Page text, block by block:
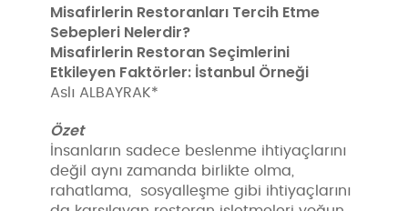
Misafirlerin Restoranları Tercih Etme
Sebepleri Nelerdir?
Misafirlerin Restoran Seçimlerini
Etkileyen Faktörler: İstanbul Örneği
Aslı ALBAYRAK*
Özet
İnsanların sadece beslenme ihtiyaçlarını
değil aynı zamanda birlikte olma,
rahatlama, sosyalleşme gibi ihtiyaçlarını